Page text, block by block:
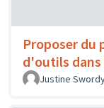
Proposer du
d'outils dans
Justine